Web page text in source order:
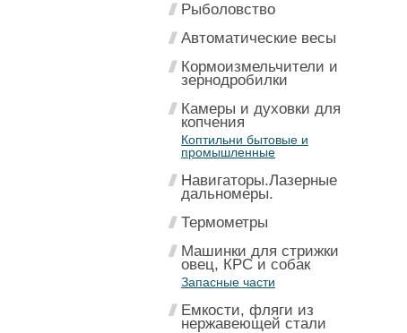
Рыболовство
Автоматические весы
Кормоизмельчители и
зернодробилки
Камеры и духовки для
копчения
Коптильни бытовые и
промышленные
Навигаторы.Лазерные
дальномеры.
Термометры
Машинки для стрижки
овец, КРС и собак
Запасные части
Емкости, фляги из
нержавеющей стали